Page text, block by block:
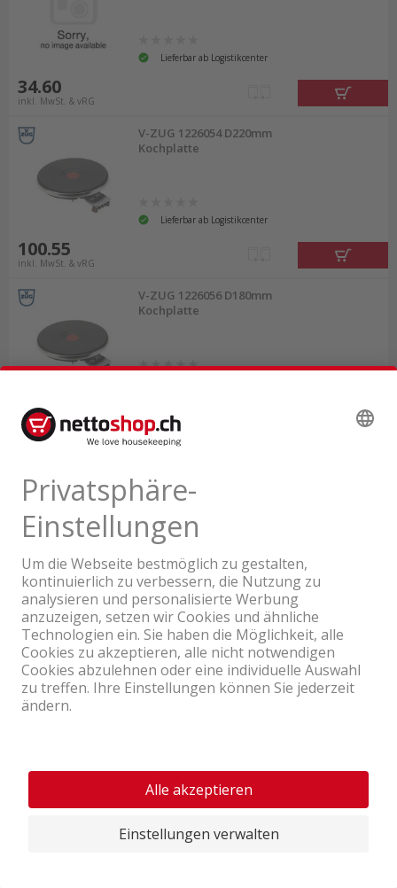
Lieferbar ab Logistikcenter
34.60
inkl. MwSt. & vRG
V-ZUG 1226054 D220mm
Kochplatte
Lieferbar ab Logistikcenter
100.55
inkl. MwSt. & vRG
V-ZUG 1226056 D180mm
Kochplatte
89.70
inkl. MwSt. & vRG
Ein Unternehmen der Coop Gruppe